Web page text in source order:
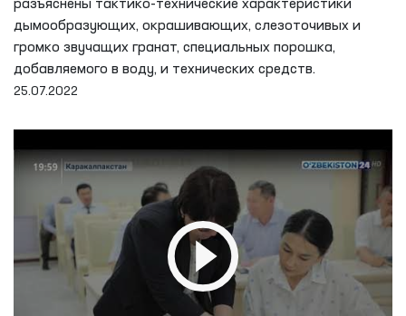
разъяснены тактико-технические характеристики
дымообразующих, окрашивающих, слезоточивых и
громко звучащих гранат, специальных порошка,
добавляемого в воду, и технических средств.
25.07.2022